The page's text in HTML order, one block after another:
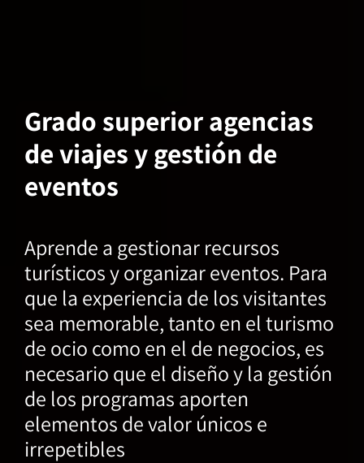
Grado superior agencias
de viajes y gestión de
eventos
Aprende a gestionar recursos
turísticos y organizar eventos. Para
que la experiencia de los visitantes
sea memorable, tanto en el turismo
de ocio como en el de negocios, es
necesario que el diseño y la gestión
de los programas aporten
elementos de valor únicos e
irrepetibles